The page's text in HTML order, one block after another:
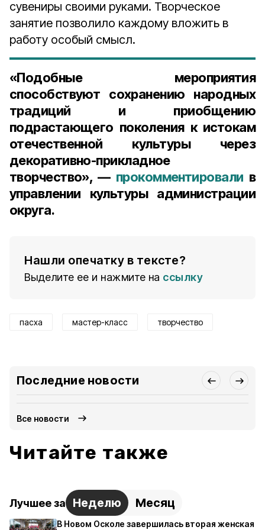
сувениры своими руками. Творческое
занятие позволило каждому вложить в
работу особый смысл.
«Подобные мероприятия
способствуют сохранению народных
традиций и приобщению
подрастающего поколения к истокам
отечественной культуры через
декоративно-прикладное
творчество», — прокомментировали в
управлении культуры администрации
округа.
Нашли опечатку в тексте?
Выделите ее и нажмите на ссылку
пасха мастер-класс творчество
Последние новости
Все новости
Читайте также
Лучшее за Неделю Месяц
В Новом Осколе завершилась вторая женская